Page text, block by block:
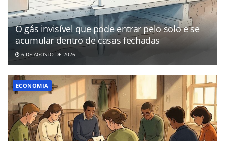
O gás invisível que pode entrar pelo solo e se
acumular dentro de casas fechadas
6 DE AGOSTO DE 2026
ECONOMIA